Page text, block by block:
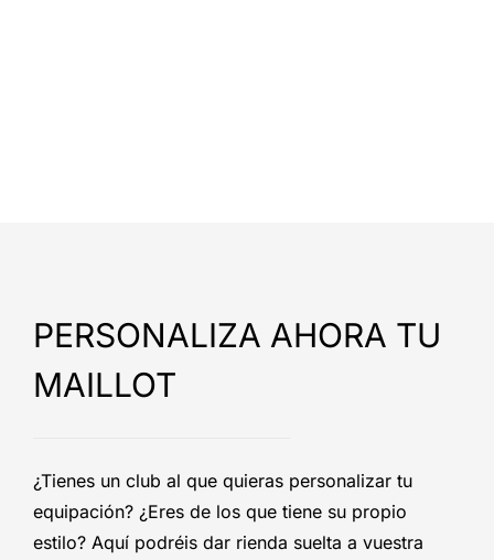
PERSONALIZA AHORA TU
MAILLOT
¿Tienes un club al que quieras personalizar tu
equipación? ¿Eres de los que tiene su propio
estilo? Aquí podréis dar rienda suelta a vuestra